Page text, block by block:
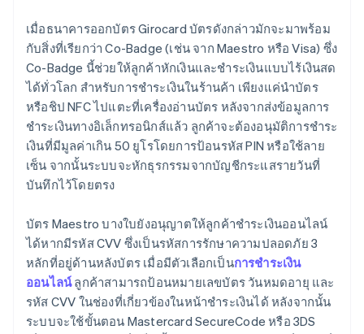
เมื่อธนาคารออกบัตร Girocard บัตรดังกล่าวมักจะมาพร้อม
กับสิ่งที่เรียกว่า Co-Badge (เช่น จาก Maestro หรือ Visa) ซึ่ง
Co-Badge นี้ช่วยให้ลูกค้าหักเงินและชำระเงินแบบไร้เงินสด
ได้ทั่วโลก สำหรับการชำระเงินในร้านค้า เพียงแค่นำบัตร
หรือชิป NFC ไปแตะที่เครื่องอ่านบัตร หลังจากส่งข้อมูลการ
ชำระเงินทางอิเล็กทรอนิกส์แล้ว ลูกค้าจะต้องอนุมัติการชำระ
เงินที่มีมูลค่าเกิน 50 ยูโรโดยการป้อนรหัส PIN หรือใช้ลาย
เซ็น จากนั้นระบบจะหักธุรกรรมจากบัญชีกระแสรายวันที่
บันทึกไว้โดยตรง
บัตร Maestro บางใบยังอนุญาตให้ลูกค้าชำระเงินออนไลน์
ได้หากมีรหัส CVV ซึ่งเป็นรหัสการรักษาความปลอดภัย 3
หลักที่อยู่ด้านหลังบัตร เมื่อมีตัวเลือกเป็นการชำระเงิน
ออนไลน์ลูกค้าสามารถป้อนหมายเลขบัตร วันหมดอายุ และ
รหัส CVV ในช่องที่เกี่ยวข้องในหน้าชำระเงินได้ หลังจากนั้น
ระบบจะใช้ขั้นตอน Mastercard SecureCode หรือ 3DS